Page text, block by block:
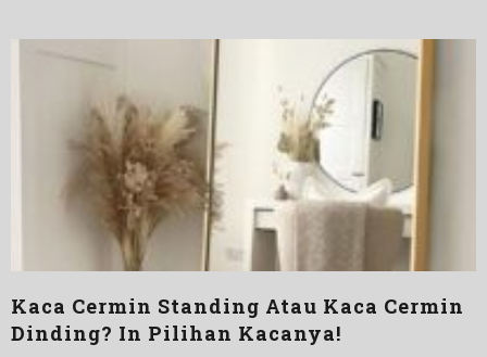
Kaca Cermin Standing Atau Kaca Cermin
Dinding? In Pilihan Kacanya!